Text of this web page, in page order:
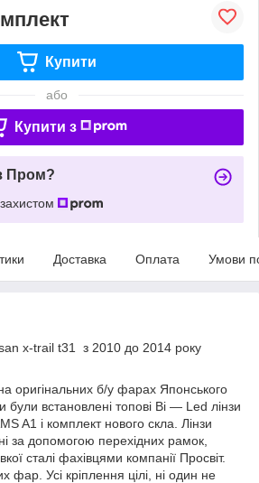
Купити
або
Купити з
Пром?
Доставка Оплата Умови
x-trail t31 з 2010 до 2014 року
оригінальних б/у фарах Японського
встановлені топові Bi — Led лінзи
A1 і комплект нового скла. Лінзи
за допомогою перехідних рамок,
сталі фахівцями компанії Просвіт.
фар. Усі кріплення цілі, ні один не